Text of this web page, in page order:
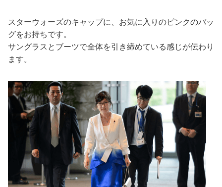
スターウォーズのキャップに、お気に入りのピンクのバッ
グをお持ちです。
サングラスとブーツで全体を引き締めている感じが伝わり
ます。